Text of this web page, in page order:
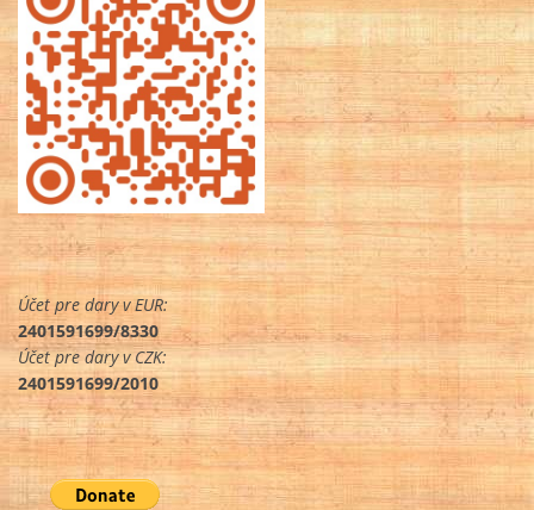
Účet pre dary v EUR:
2401591699/8330
Účet pre dary v CZK:
2401591699/2010